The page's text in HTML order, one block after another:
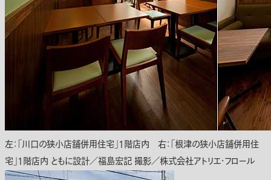
左：「川口の狭小店舗併用住宅」1階店内 右：「根津の狭小店舗併用住
宅」1階店内 ともに設計／福島宏記 撮影／株式会社アトリエ・フロール